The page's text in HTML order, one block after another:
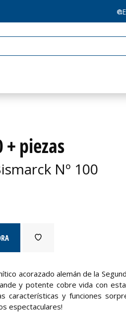
+ piezas
Nº 100
acorazado alemán de la
y potente cobre vida con
características y funciones
espectaculares!